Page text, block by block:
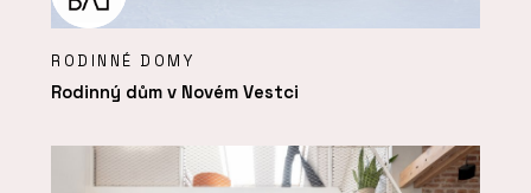
RODINNÉ DOMY
Rodinný dům v Novém Vestci